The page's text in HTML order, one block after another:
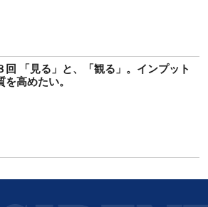
回 「見る」と、「観る」。インプット
を高めたい。